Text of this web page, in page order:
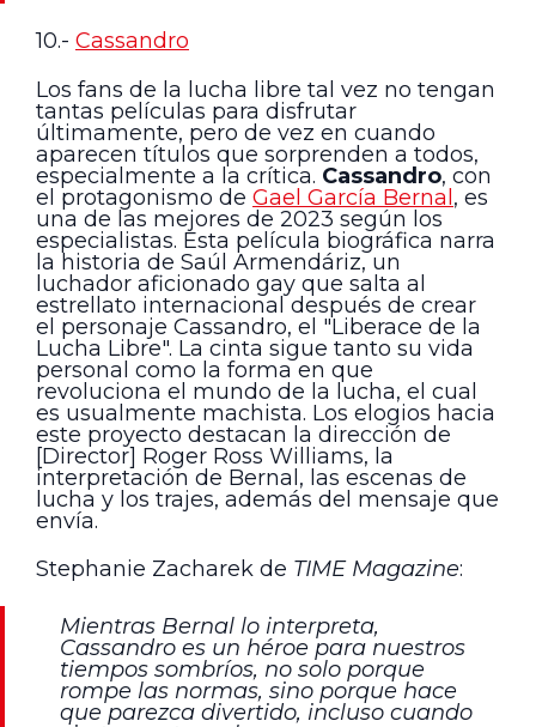
10.- Cassandro
Los fans de la lucha libre tal vez no tengan
tantas películas para disfrutar
últimamente, pero de vez en cuando
aparecen títulos que sorprenden a todos,
especialmente a la crítica. Cassandro, con
el protagonismo de Gael García Bernal, es
una de las mejores de 2023 según los
especialistas. Esta película biográfica narra
la historia de Saúl Armendáriz, un
luchador aficionado gay que salta al
estrellato internacional después de crear
el personaje Cassandro, el "Liberace de la
Lucha Libre". La cinta sigue tanto su vida
personal como la forma en que
revoluciona el mundo de la lucha, el cual
es usualmente machista. Los elogios hacia
este proyecto destacan la dirección de
[Director] Roger Ross Williams, la
interpretación de Bernal, las escenas de
lucha y los trajes, además del mensaje que
envía.
Stephanie Zacharek de TIME Magazine:
Mientras Bernal lo interpreta,
Cassandro es un héroe para nuestros
tiempos sombríos, no solo porque
rompe las normas, sino porque hace
que parezca divertido, incluso cuando